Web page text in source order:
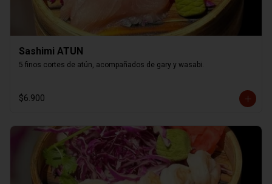
Sashimi ATUN
5 finos cortes de atún, acompañados de gary y wasabi.
$6.900